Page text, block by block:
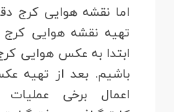
اما نقشه هوایی کرج
تهیه نقشه هوایی
ابتدا به عکس هوایی
باشیم. بعد از تهیه
اعمال برخی